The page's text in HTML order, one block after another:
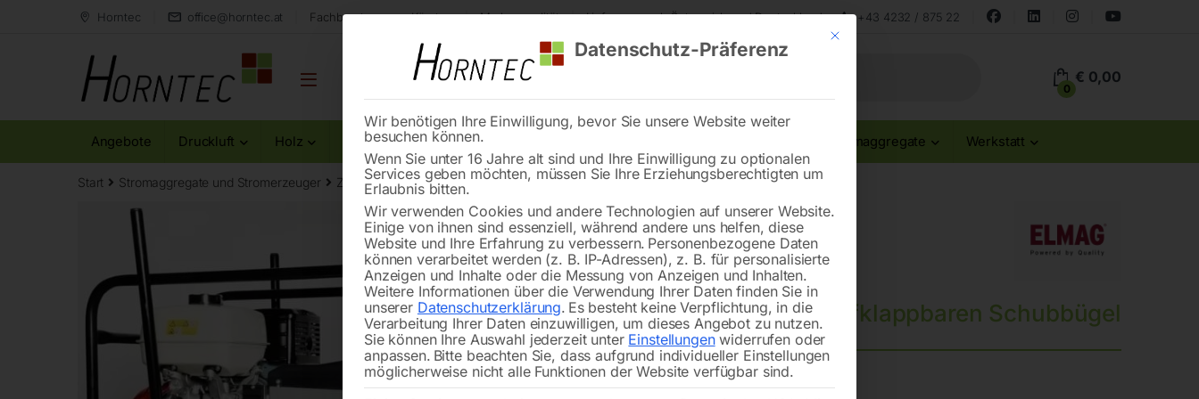
Horntec office@horntec.at Fachberatung aus Kärnten Markenqualität Lieferung nach Österreich und Deutschland +43 4232 / 875 22
0
€ 0,00
Angebote Druckluft Holz Metall Reinigung Stromaggregate Werkstatt
Start Stromaggregate und Stromerzeuger Zubehör für Stromaggregate 2-Radsatz mit aufklappbaren Schubbügel
🔍
2-Radsatz mit aufklappbaren Schubbügel
Rahmenbreite 42 cm
Mit diesem Button wird der Dialog geschlossen. Seine Funktionalität ist
Datenschutz-Präferenz
Wir benötigen Ihre Einwilligung, bevor Sie unsere Website weiter
besuchen können.
Wenn Sie unter 16 Jahre alt sind und Ihre Einwilligung zu optionalen
Services geben möchten, müssen Sie Ihre Erziehungsberechtigten um
Erlaubnis bitten.
Wir verwenden Cookies und andere Technologien auf unserer Website.
Einige von ihnen sind essenziell, während andere uns helfen, diese
Website und Ihre Erfahrung zu verbessern. Personenbezogene Daten
können verarbeitet werden (z. B. IP-Adressen), z. B. für personalisierte
Anzeigen und Inhalte oder die Messung von Anzeigen und Inhalten.
Weitere Informationen über die Verwendung Ihrer Daten finden Sie in
unserer Datenschutzerklärung. Es besteht keine Verpflichtung, in die
Verarbeitung Ihrer Daten einzuwilligen, um dieses Angebot zu nutzen.
Sie können Ihre Auswahl jederzeit unter Einstellungenwiderrufen oder
anpassen. Bitte beachten Sie, dass aufgrund individueller Einstellungen
möglicherweise nicht alle Funktionen der Website verfügbar sind.